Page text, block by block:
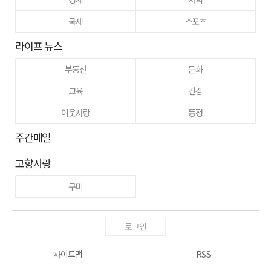
국제
스포츠
라이프 뉴스
부동산
문화
교육
건강
이웃사랑
동정
주간매일
고향사랑
구미
로그인
사이트맵 RSS